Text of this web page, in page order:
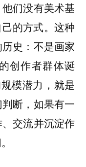
们没有美术基
的方式。这种
史：不是画家
创作者群体诞
模潜力，就是
断，如果有一
交流并沉淀作